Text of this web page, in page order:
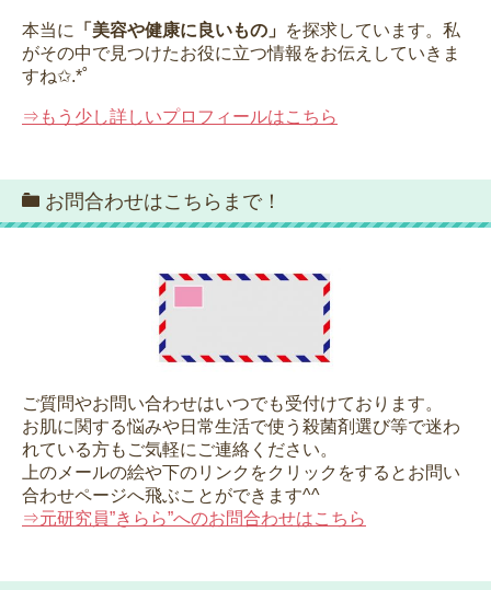
本当に 「美容や健康に良いもの」 を探求しています。私
がその中で見つけたお役に立つ情報をお伝えしていきま
すね✩.*˚
⇒もう少し詳しいプロフィールはこちら
お問合わせはこちらまで！
ご質問やお問い合わせはいつでも受付けております。
お肌に関する悩みや日常生活で使う殺菌剤選び等で迷わ
れている方もご気軽にご連絡ください。
上のメールの絵や下のリンクをクリックをするとお問い
合わせページへ飛ぶことができます^^
⇒元研究員”きらら”へのお問合わせはこちら